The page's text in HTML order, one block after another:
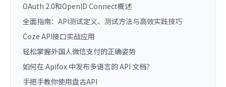
OAuth 2.0和OpenID Connect概述
全面指南：API测试定义、测试方法与高效实践技巧
Coze API接口实战应用
轻松掌握外国人微信支付的正确姿势
如何在 Apifox 中发布多语言的 API 文档？
手把手教你使用盘古API